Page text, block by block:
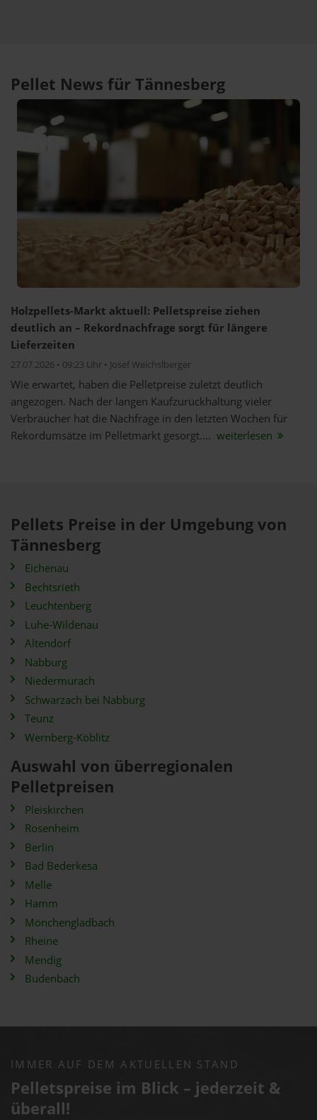
Pellet News für Tännesberg
Holzpellets-Markt aktuell: Pelletspreise ziehen
deutlich an – Rekordnachfrage sorgt für längere
Lieferzeiten
27.07.2026 • 09:23 Uhr • Josef Weichslberger
Wie erwartet, haben die Pelletpreise zuletzt deutlich
angezogen. Nach der langen Kaufzurückhaltung vieler
Verbraucher hat die Nachfrage in den letzten Wochen für
Rekordumsätze im Pelletmarkt gesorgt.... weiterlesen
Pellets Preise in der Umgebung von
Tännesberg
Eichenau
Bechtsrieth
Leuchtenberg
Luhe-Wildenau
Altendorf
Nabburg
Niedermurach
Schwarzach bei Nabburg
Teunz
Wernberg-Köblitz
Auswahl von überregionalen
Pelletpreisen
Pleiskirchen
Rosenheim
Berlin
Bad Bederkesa
Melle
Hamm
Mönchengladbach
Rheine
Mendig
Budenbach
IMMER AUF DEM AKTUELLEN STAND
Pelletspreise im Blick – jederzeit &
überall!